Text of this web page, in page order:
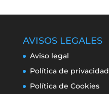
AVISOS LEGALES
Aviso legal
Política de privacidad
Política de Cookies